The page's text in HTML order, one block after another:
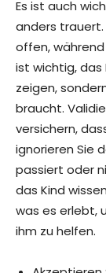
Es ist auch
anders trauert.
offen, während
ist wichtig, das
zeigen,
braucht.
versichern,
ignorieren Sie
passiert oder
das Kind
was es erlebt,
ihm zu helfen.